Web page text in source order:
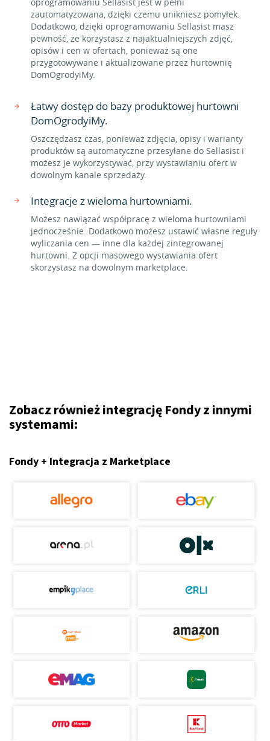
zautomatyzowana, dzięki czemu unikniesz pomyłek.
Dodatkowo, dzięki oprogramowaniu Sellasist masz
pewność, że korzystasz z najaktualniejszych zdjęć,
opisów i cen w ofertach, ponieważ są one
przygotowywane i aktualizowane przez hurtownię
DomOgrodyiMy.
Łatwy dostęp do bazy produktowej hurtowni
DomOgrodyiMy.
Oszczędzasz czas, ponieważ zdjęcia, opisy i warianty
produktów są automatyczne przesyłane do Sellasist i
możesz je wykorzystywać, przy wystawianiu ofert w
dowolnym kanale sprzedaży.
Integracje z wieloma hurtowniami.
Możesz nawiązać współpracę z wieloma hurtowniami
jednocześnie. Dodatkowo możesz ustawić własne reguły
wyliczania cen — inne dla każdej zintegrowanej
hurtowni. Z opcji masowego wystawiania ofert
skorzystasz na dowolnym marketplace.
Zobacz również integrację Fondy z innymi
systemami:
Fondy + Integracja z Marketplace